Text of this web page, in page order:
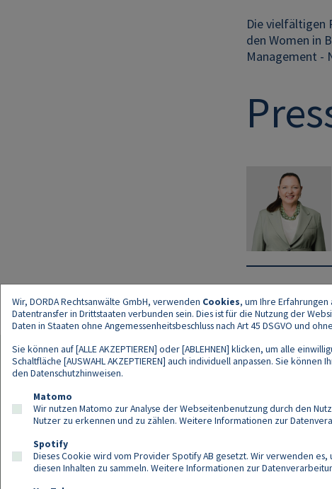
Die vielfältigen
den Women in
Management -
Wir, DORDA Rechtsanwälte GmbH, verwenden Cookies, um Ihre
Datentransfer in Drittstaaten verbunden sein. Dies ist für die Nutzung der
Daten in Staaten ohne Angemessenheitsbeschluss nach Art 45 DSGVO und
Sie können auf [ALLE AKZEPTIEREN] oder [ABLEHNEN] klicken, um alle
Schaltfläche [AUSWAHL AKZEPTIEREN] auch individuell anpassen. Sie
den Datenschutzhinweisen.
Matomo
Wir nutzen Matomo zur Analyse der Webseitenbenutzung durch den
Nutzer zu erkennen und zu zählen. Weitere Informationen zur
Spotify
Dieses Cookie wird vom Provider Spotify AB gesetzt. Wir verwenden
diesen Inhalten zu sammeln. Weitere Informationen zur